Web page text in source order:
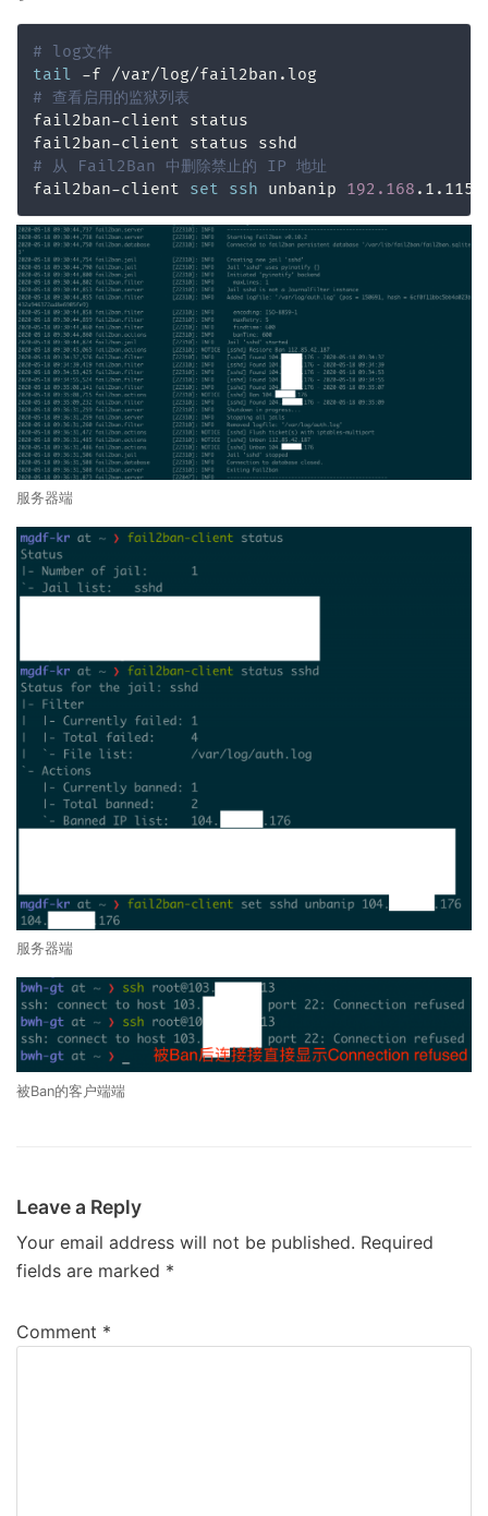
# log文件
tail
# 查看启用的监狱列表
fail2ban-client status
# 从 Fail2Ban 中删除禁止的 IP 地址
fail2ban-client set ssh unbanip 192.168 .1.115
服务器端
服务器端
被Ban的客户端端
Leave a Reply
Your email address will not be published. Required
fields are marked *
Comment *